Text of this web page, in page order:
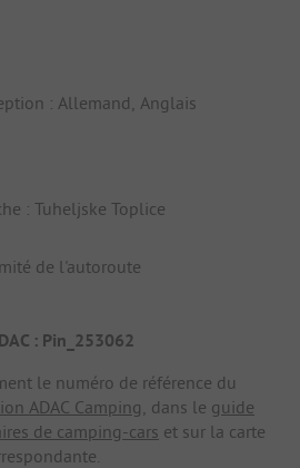
: Allemand, Anglais
: Tuheljske Toplice
de l'autoroute
: Pin_253062
le numéro de référence du
ADAC Camping , dans le guide
de camping-cars et sur la carte